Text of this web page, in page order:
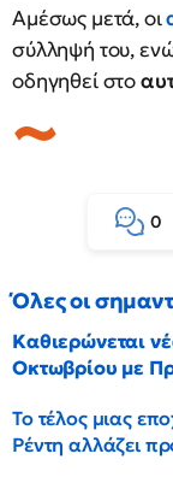
Αμέσως μετά, οι
σύλληψή του,
οδηγηθεί στο
0
Όλες οι
Καθιερώνεται
Οκτωβρίου με
Το τέλος μιας
Ρέντη αλλάζει